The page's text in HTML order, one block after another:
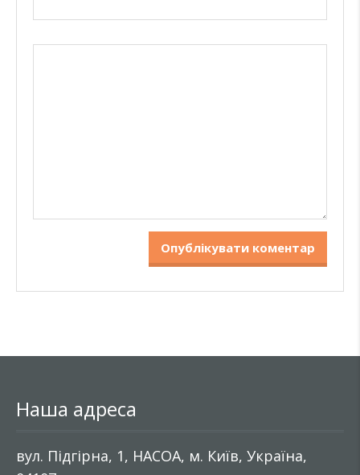
Наша адреса
вул. Підгірна, 1, НАСОА, м. Київ, Україна,